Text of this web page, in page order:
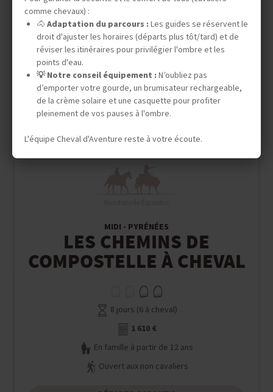
MIDI - PYRÉNÉES
LES CHEMINS DE
COMPOSTELLE À CHEVAL
8 jours (6 à cheval)
1 610 €
En famille à partir de 12 ans
Ouvert aux non cavaliers
comme chevaux) :
🐴 Adaptation du parcours :Les guides se réservent le
droit d'ajuster les horaires (départs plus tôt/tard) et de
réviser les itinéraires pour privilégier l'ombre et les
points d'eau.
💡 Notre conseil équipement :N’oubliez pas
d’emporter votre gourde, un brumisateur rechargeable,
de la crème solaire et une casquette pour profiter
pleinement de vos pauses à l'ombre.
L'équipe Cheval d'Aventure reste à votre écoute.